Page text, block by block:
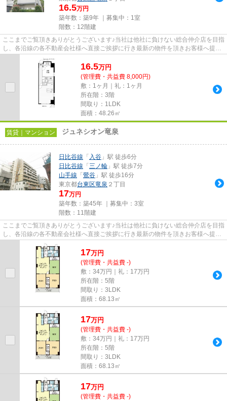
16.5万円
築年数：築9年 ｜募集中： 1室
階数：12階建
ここまでご覧頂きありがとうございます♪当社は他社に負けない総合仲介店を目指
し、各沿線の各不動産会社様へ直接ご挨拶に行き最新の物件を頂きお客様へ提供
しております！最新の情報は...
16.5万円
(管理費・共益費 8,000円)
敷：1ヶ月｜礼：1ヶ月
所在階：3階
間取り：1LDK
面積：48.26㎡
賃貸｜マンション ジュネシオン竜泉
日比谷線 「 入谷 」駅 徒歩6分
日比谷線 「 三ノ輪 」駅 徒歩7分
山手線 「 鶯谷 」駅 徒歩16分
東京都台東区竜泉 ２丁目
17万円
築年数：築45年 ｜募集中： 3室
階数：11階建
ここまでご覧頂きありがとうございます♪当社は他社に負けない総合仲介店を目指
し、各沿線の各不動産会社様へ直接ご挨拶に行き最新の物件を頂きお客様へ提供
しております！最新の情報は...
17万円
(管理費・共益費 -)
敷：34万円｜礼：17万円
所在階：5階
間取り：3LDK
面積：68.13㎡
17万円
(管理費・共益費 -)
敷：34万円｜礼：17万円
所在階：5階
間取り：3LDK
面積：68.13㎡
17万円
(管理費・共益費 -)